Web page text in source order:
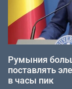
Румыния
поставлять
в часы пик